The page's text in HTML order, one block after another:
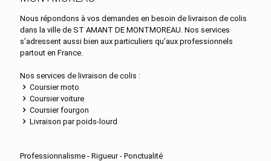
Nous répondons à vos demandes en besoin de livraison de colis
dans la ville de ST AMANT DE MONTMOREAU. Nos services
s’adressent aussi bien aux particuliers qu’aux professionnels
partout en France.
Nos services de livraison de colis :
Coursier moto
Coursier voiture
Coursier fourgon
Livraison par poids-lourd
Professionnalisme - Rigueur - Ponctualité